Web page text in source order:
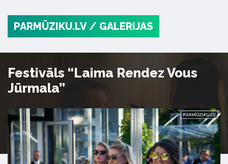
PARMŪZIKU.LV / GALERIJAS
Festivāls “Laima Rendez Vous
Jūrmala”